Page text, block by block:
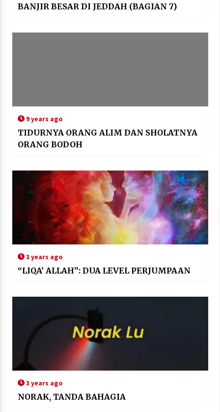
BANJIR BESAR DI JEDDAH (BAGIAN 7)
9 years ago
TIDURNYA ORANG ALIM DAN SHOLATNYA
ORANG BODOH
3 years ago
“LIQA’ ALLAH”: DUA LEVEL PERJUMPAAN
3 years ago
NORAK, TANDA BAHAGIA